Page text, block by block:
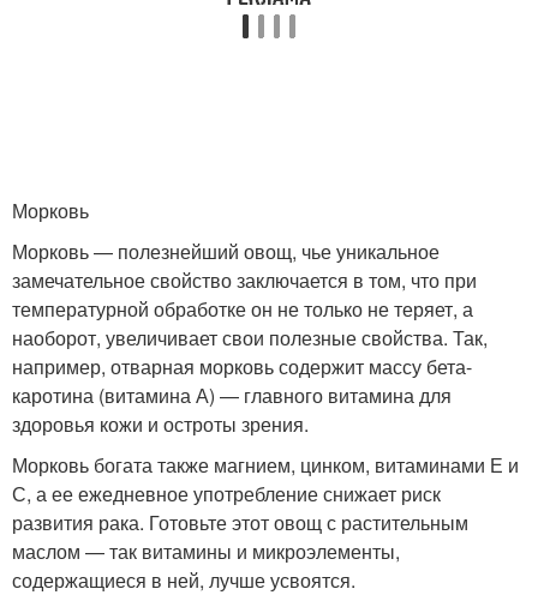
Морковь
Морковь — полезнейший овощ, чье уникальное
замечательное свойство заключается в том, что при
температурной обработке он не только не теряет, а
наоборот, увеличивает свои полезные свойства. Так,
например, отварная морковь содержит массу бета-
каротина (витамина А) — главного витамина для
здоровья кожи и остроты зрения.
Морковь богата также магнием, цинком, витаминами Е и
С, а ее ежедневное употребление снижает риск
развития рака. Готовьте этот овощ с растительным
маслом — так витамины и микроэлементы,
содержащиеся в ней, лучше усвоятся.